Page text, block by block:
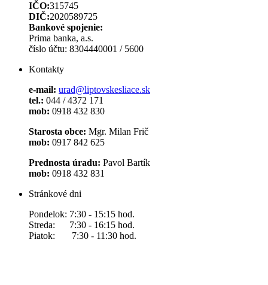
IČO:315745
DIČ:2020589725
Bankové spojenie:
Prima banka, a.s.
číslo účtu: 8304440001 / 5600
Kontakty
e-mail: urad@liptovskesliace.sk
tel.: 044 / 4372 171
mob: 0918 432 830
Starosta obce: Mgr. Milan Frič
mob: 0917 842 625
Prednosta úradu: Pavol Bartík
mob: 0918 432 831
Stránkové dni
Pondelok: 7:30 - 15:15 hod.
Streda: 7:30 - 16:15 hod.
Piatok: 7:30 - 11:30 hod.